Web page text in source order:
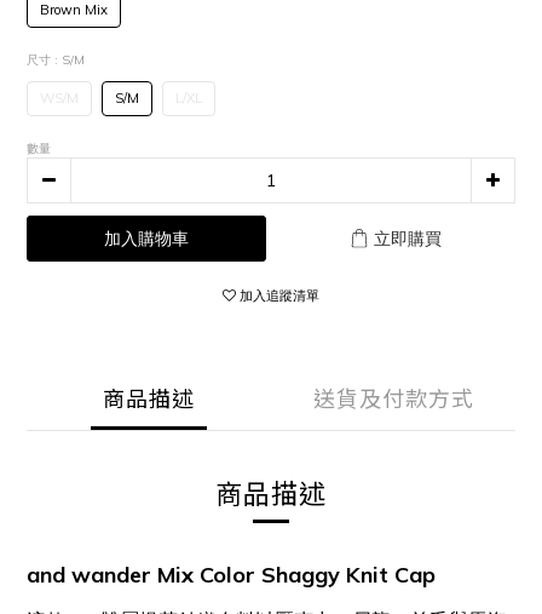
Brown Mix
尺寸 : S/M
WS/M S/M L/XL
數量
加入購物車 立即購買
加入追蹤清單
商品描述 送貨及付款方式
商品描述
and wander Mix Color Shaggy Knit Cap